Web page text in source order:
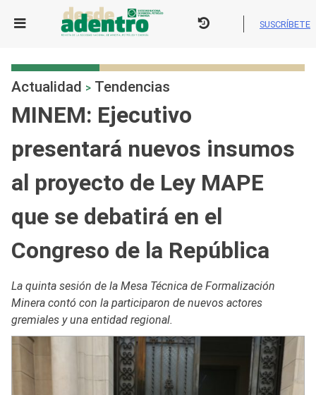
SUSCRÍBETE
Actualidad > Tendencias
MINEM: Ejecutivo
presentará nuevos insumos
al proyecto de Ley MAPE
que se debatirá en el
Congreso de la República
La quinta sesión de la Mesa Técnica de Formalización
Minera contó con la participaron de nuevos actores
gremiales y una entidad regional.